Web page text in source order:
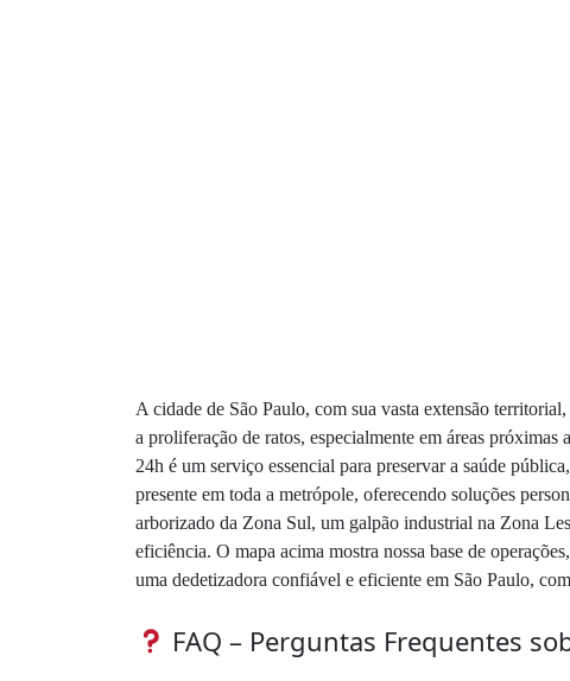
A cidade de São Paulo, com sua vasta extensão
a proliferação de ratos, especialmente em áreas
24h é um serviço essencial para preservar a saúde
presente em toda a metrópole, oferecendo soluções
arborizado da Zona Sul, um galpão industrial na Zona
eficiência. O mapa acima mostra nossa base de
uma dedetizadora confiável e eficiente em São Paulo,
FAQ – Perguntas Frequentes